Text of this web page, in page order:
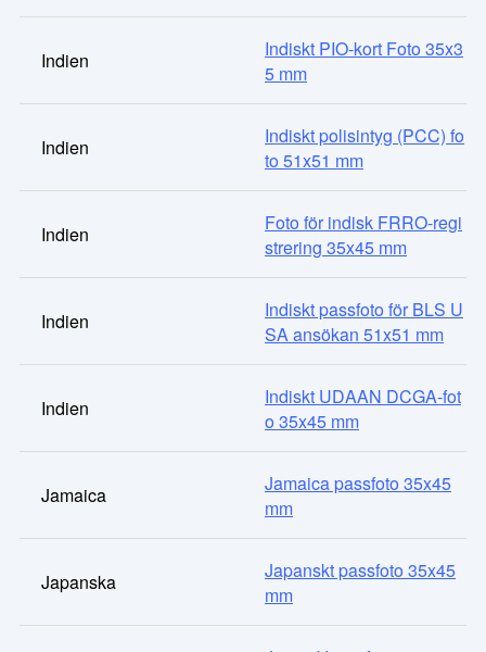
Indien
Indiskt PIO-kort Foto 35x3
5 mm
Indien
Indiskt polisintyg (PCC) fo
to 51x51 mm
Indien
Foto för indisk FRRO-regi
strering 35x45 mm
Indien
Indiskt passfoto för BLS U
SA ansökan 51x51 mm
Indien
Indiskt UDAAN DCGA-fot
o 35x45 mm
Jamaica
Jamaica passfoto 35x45
mm
Japanska
Japanskt passfoto 35x45
mm